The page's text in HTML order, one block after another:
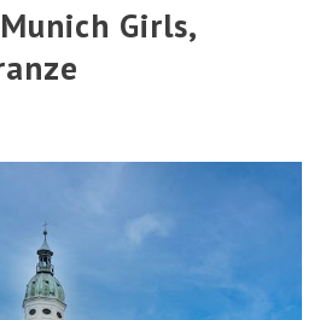
Girls,